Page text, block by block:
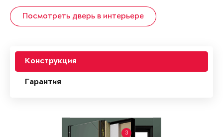
Посмотреть дверь в интерьере
Конструкция
Гарантия
3